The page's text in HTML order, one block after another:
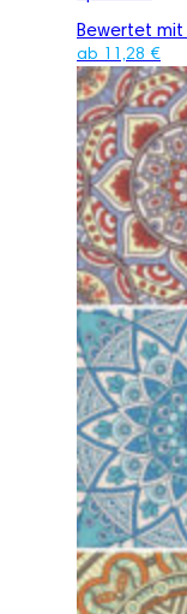
Bewertet mit
ab 11,28 €